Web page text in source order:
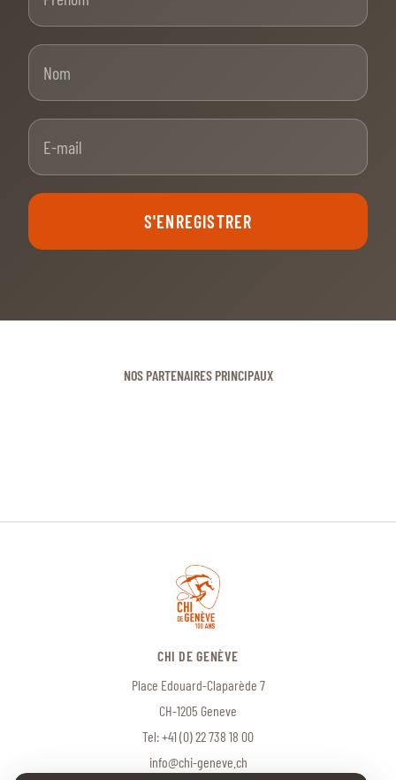
S'ENREGISTRER
NOS PARTENAIRES PRINCIPAUX
CHI DE GENÈVE
Place Edouard-Claparède 7
CH-1205 Geneve
Tel:+41 (0) 22 738 18 00
info@chi-geneve.ch